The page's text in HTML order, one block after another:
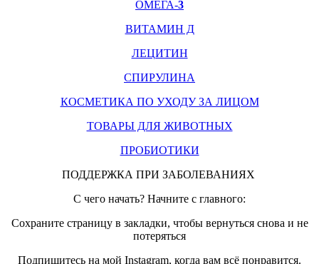
ОМЕГА-3
ВИТАМИН Д
ЛЕЦИТИН
СПИРУЛИНА
КОСМЕТИКА ПО УХОДУ ЗА ЛИЦОМ
ТОВАРЫ ДЛЯ ЖИВОТНЫХ
ПРОБИОТИКИ
ПОДДЕРЖКА ПРИ ЗАБОЛЕВАНИЯХ
С чего начать? Начните с главного:
Сохраните страницу в закладки, чтобы вернуться снова и не
потеряться
Подпишитесь на мой Instagram, когда вам всё понравится.